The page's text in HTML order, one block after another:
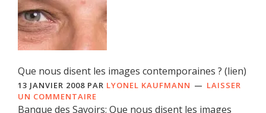
Que nous disent les images contemporaines ? (lien)
13 JANVIER 2008 PAR LYONEL KAUFMANN
LAISSER
UN COMMENTAIRE
Banque des Savoirs: Que nous disent les images